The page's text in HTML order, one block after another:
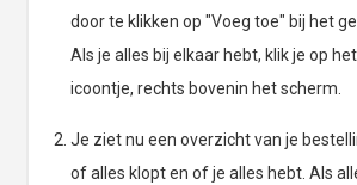
door te klikken op "Voeg toe" bij het
Als je alles bij elkaar hebt, klik je op
icoontje, rechts bovenin het scherm.
Je ziet nu een overzicht van je
of alles klopt en of je alles hebt. Als